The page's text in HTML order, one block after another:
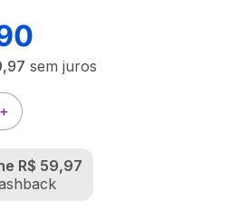
,97 sem juros
＋
R$ 59,97